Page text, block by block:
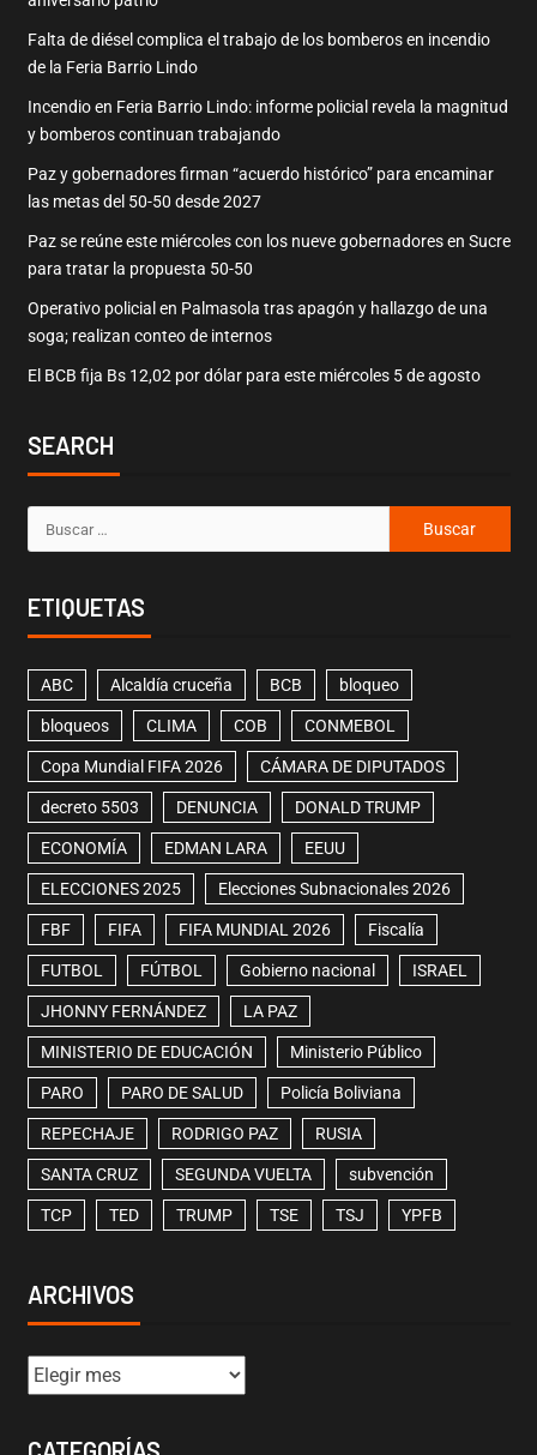
Falta de diésel complica el trabajo de los bomberos en incendio
de la Feria Barrio Lindo
Incendio en Feria Barrio Lindo: informe policial revela la magnitud
y bomberos continuan trabajando
Paz y gobernadores firman “acuerdo histórico” para encaminar
las metas del 50-50 desde 2027
Paz se reúne este miércoles con los nueve gobernadores en Sucre
para tratar la propuesta 50-50
Operativo policial en Palmasola tras apagón y hallazgo de una
soga; realizan conteo de internos
El BCB fija Bs 12,02 por dólar para este miércoles 5 de agosto
SEARCH
ETIQUETAS
ABC Alcaldía cruceña BCB bloqueo
bloqueos CLIMA COB CONMEBOL
Copa Mundial FIFA 2026 CÁMARA DE DIPUTADOS
decreto 5503 DENUNCIA DONALD TRUMP
ECONOMÍA EDMAN LARA EEUU
ELECCIONES 2025 Elecciones Subnacionales 2026
FBF FIFA FIFA MUNDIAL 2026 Fiscalía
FUTBOL FÚTBOL Gobierno nacional ISRAEL
JHONNY FERNÁNDEZ LA PAZ
MINISTERIO DE EDUCACIÓN Ministerio Público
PARO PARO DE SALUD Policía Boliviana
REPECHAJE RODRIGO PAZ RUSIA
SANTA CRUZ SEGUNDA VUELTA subvención
TCP TED TRUMP TSE TSJ YPFB
ARCHIVOS